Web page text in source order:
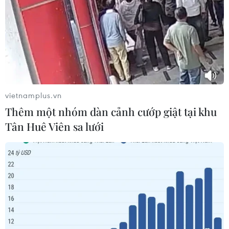
04/08/2026 07:36
Khám phá Okayama - thành phố
phía Tây của Nhật Bản
04/08/2026 07:19
Quảng Ngãi: Chiêm ngưỡng
cảnh sắc tuyệt đẹp của gành Đá Đỏ
04/08/2026 07:08
Kayabuki no Sato - ngôi làng
cổ mang vẻ đẹp mộc mạc, nguyên sơ
của Kyoto
vietnamplus.vn
Thêm một nhóm dàn cảnh cướp giật tại khu
Tân Huê Viên sa lưới